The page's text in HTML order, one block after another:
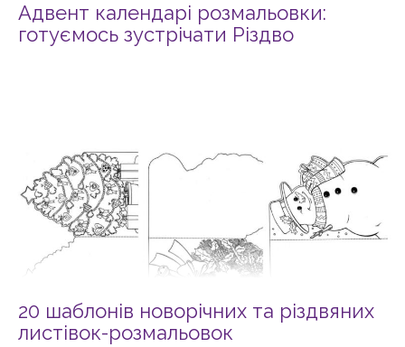
Адвент календарі розмальовки:
готуємось зустрічати Різдво
20 шаблонів новорічних та різдвяних
листівок-розмальовок